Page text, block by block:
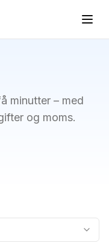
minutter – med
og moms.